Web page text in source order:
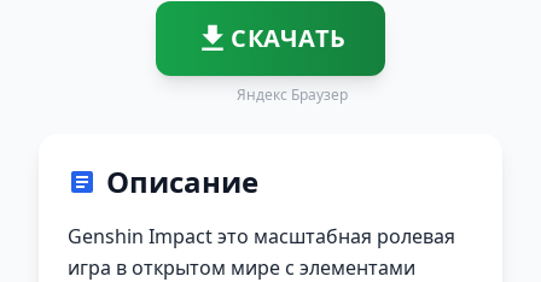
СКАЧАТЬ
Яндекс Браузер
Описание
Genshin Impact это масштабная ролевая
игра в открытом мире с элементами